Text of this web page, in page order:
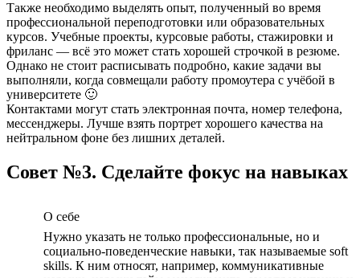
Также необходимо выделять опыт, полученный во время
профессиональной переподготовки или образовательных
курсов. Учебные проекты, курсовые работы, стажировки и
фриланс — всё это может стать хорошей строчкой в резюме.
Однако не стоит расписывать подробно, какие задачи вы
выполняли, когда совмещали работу промоутера с учёбой в
университете 🙂
Контактами могут стать электронная почта, номер телефона,
мессенджеры. Лучше взять портрет хорошего качества на
нейтральном фоне без лишних деталей.
Совет №3. Сделайте фокус на навыках
О себе
Нужно указать не только профессиональные, но и
социально-поведенческие навыки, так называемые soft
skills. К ним относят, например, коммуникативные